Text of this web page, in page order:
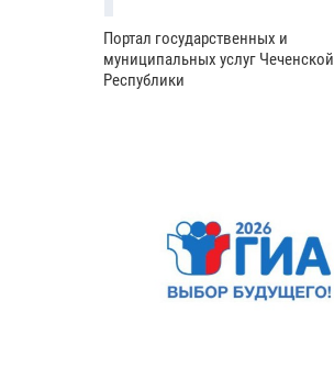
Портал государственных и
муниципальных услуг Чеченской
Республики